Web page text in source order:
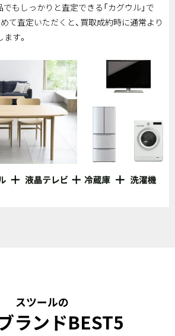
もしっかりと査定できる「カグウル」で
て査定いただくと、買取成約時に通常より
す。
スツールの
ランドBEST5